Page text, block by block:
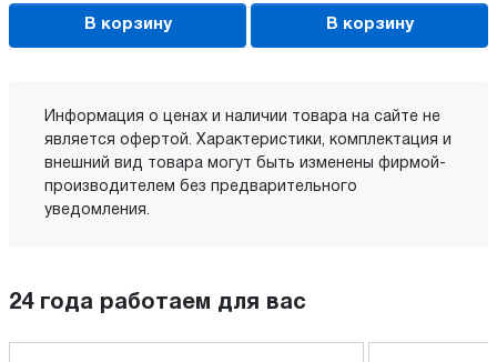
В корзину В корзину
Информация о ценах и наличии товара на сайте не
является офертой. Характеристики, комплектация и
внешний вид товара могут быть изменены фирмой-
производителем без предварительного
уведомления.
24 года работаем для вас